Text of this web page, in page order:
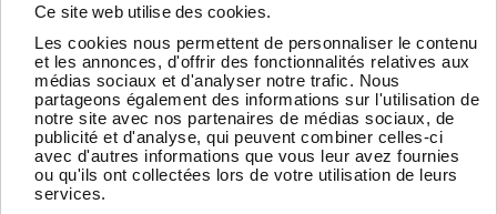
Votre Compte 
À Propos 
Newsletter
Ce site web utilise des cookies.
Les cookies nous permettent de personnaliser le contenu
et les annonces, d'offrir des fonctionnalités relatives aux
médias sociaux et d'analyser notre trafic. Nous
partageons également des informations sur l'utilisation de
notre site avec nos partenaires de médias sociaux, de
publicité et d'analyse, qui peuvent combiner celles-ci
avec d'autres informations que vous leur avez fournies
ou qu'ils ont collectées lors de votre utilisation de leurs
services.